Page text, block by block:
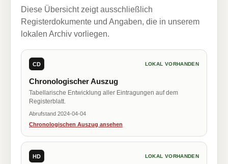
Diese Übersicht zeigt ausschließlich
Registerdokumente und Angaben, die in unserem
lokalen Archiv vorliegen.
CD LOKAL VORHANDEN
Chronologischer Auszug
Tabellarische Entwicklung aller Eintragungen auf dem
Registerblatt.
Abrufstand 2024-04-04
Chronologischen Auszug ansehen
HD LOKAL VORHANDEN